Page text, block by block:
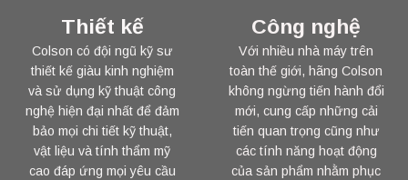
Thiết kế
Colson có đội ngũ kỹ sư
thiết kế giàu kinh nghiệm
và sử dụng kỹ thuật công
nghệ hiện đại nhất để đảm
bảo mọi chi tiết kỹ thuật,
vật liệu và tính thẩm mỹ
cao đáp ứng mọi yêu cầu
Công nghệ
Với nhiều nhà máy trên
toàn thế giới, hãng Colson
không ngừng tiến hành đổi
mới, cung cấp những cải
tiến quan trọng cũng như
các tính năng hoạt động
của sản phẩm nhằm phục